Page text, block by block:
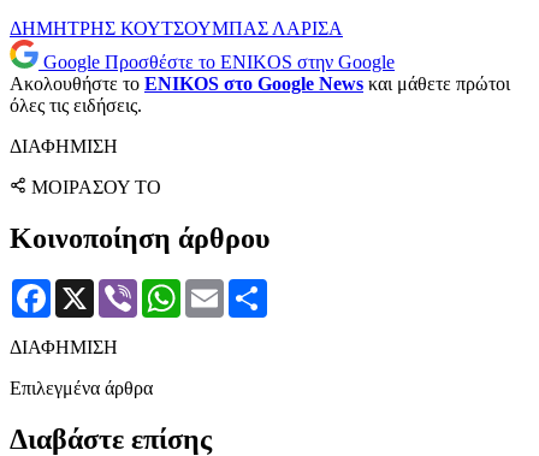
ΔΗΜΗΤΡΗΣ ΚΟΥΤΣΟΥΜΠΑΣ ΛΑΡΙΣΑ
Google Προσθέστε το ENIKOS στην Google
Ακολουθήστε το ENIKOS στο Google News και μάθετε πρώτοι
όλες τις ειδήσεις.
ΔΙΑΦΗΜΙΣΗ
ΜΟΙΡΑΣΟΥ ΤΟ
Κοινοποίηση άρθρου
Facebook
X Viber WhatsApp
Email
ΔΙΑΦΗΜΙΣΗ
Επιλεγμένα άρθρα
Διαβάστε επίσης